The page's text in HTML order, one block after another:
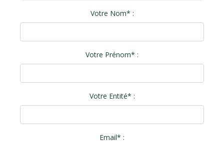
Votre Nom* :
Votre Prénom* :
Votre Entité* :
Email* :